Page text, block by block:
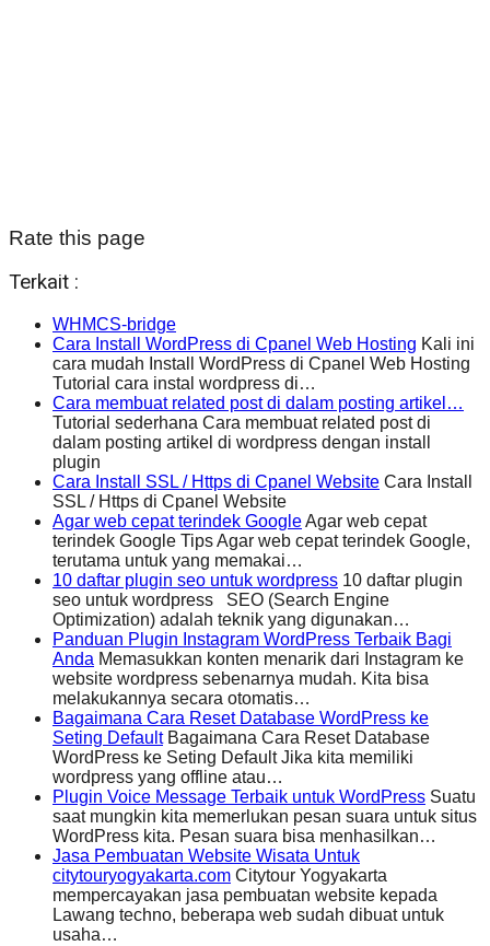
Rate this page
Terkait :
WHMCS-bridge
Cara Install WordPress di Cpanel Web Hosting Kali ini
cara mudah Install WordPress di Cpanel Web Hosting
Tutorial cara instal wordpress di…
Cara membuat related post di dalam posting artikel…
Tutorial sederhana Cara membuat related post di
dalam posting artikel di wordpress dengan install
plugin
Cara Install SSL / Https di Cpanel Website Cara Install
SSL / Https di Cpanel Website
Agar web cepat terindek GoogleAgar web cepat
terindek Google Tips Agar web cepat terindek Google,
terutama untuk yang memakai…
10 daftar plugin seo untuk wordpress 10 daftar plugin
seo untuk wordpress SEO (Search Engine
Optimization) adalah teknik yang digunakan…
Panduan Plugin Instagram WordPress Terbaik Bagi
Anda Memasukkan konten menarik dari Instagram ke
website wordpress sebenarnya mudah. Kita bisa
melakukannya secara otomatis…
Bagaimana Cara Reset Database WordPress ke
Seting DefaultBagaimana Cara Reset Database
WordPress ke Seting Default Jika kita memiliki
wordpress yang offline atau…
Plugin Voice Message Terbaik untuk WordPress Suatu
saat mungkin kita memerlukan pesan suara untuk situs
WordPress kita. Pesan suara bisa menhasilkan…
Jasa Pembuatan Website Wisata Untuk
citytouryogyakarta.com Citytour Yogyakarta
mempercayakan jasa pembuatan website kepada
Lawang techno, beberapa web sudah dibuat untuk
usaha…